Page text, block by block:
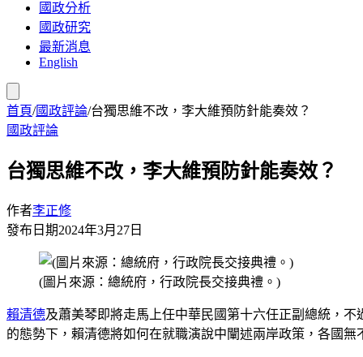
國政分析
國政研究
最新消息
English
首頁/國政評論/台獨思維不改，李大維預防針能奏效？
國政評論
台獨思維不改，李大維預防針能奏效？
作者李正修
發布日期2024年3月27日
(圖片來源：總統府，行政院長交接典禮。)
賴清德及蕭美琴即將走馬上任中華民國第十六任正副總統，不
的態勢下，賴清德將如何在就職演說中闡述兩岸政策，各國